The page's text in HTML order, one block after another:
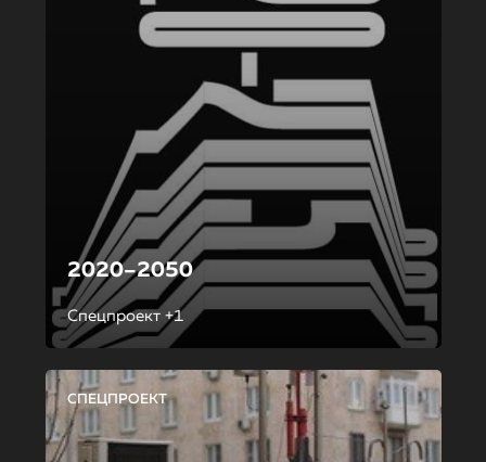
2020–2050
Спецпроект +1
СПЕЦПРОЕКТ